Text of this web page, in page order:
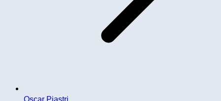
Oscar Piastri